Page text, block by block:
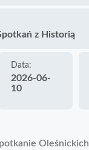
z Historią
Data:
2026-06-
10
Oleśnickich